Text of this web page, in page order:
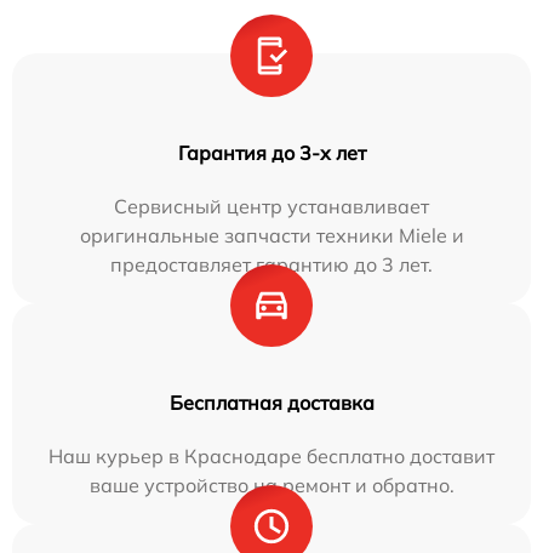
Гарантия до 3-х лет
Сервисный центр устанавливает
оригинальные запчасти техники Miele и
предоставляет гарантию до 3 лет.
Бесплатная доставка
Наш курьер в Краснодаре бесплатно доставит
ваше устройство на ремонт и обратно.